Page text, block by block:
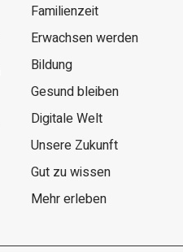
Familienzeit
Erwachsen werden
Bildung
Gesund bleiben
Digitale Welt
Unsere Zukunft
Gut zu wissen
Mehr erleben